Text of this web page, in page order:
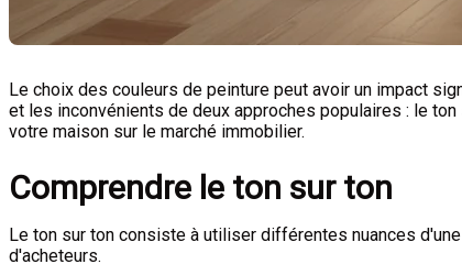
Le choix des couleurs de peinture peut avoir un impact
et les inconvénients de deux approches populaires : le
votre maison sur le marché immobilier.
Comprendre le ton sur ton
Le ton sur ton consiste à utiliser différentes nuances
d'acheteurs.